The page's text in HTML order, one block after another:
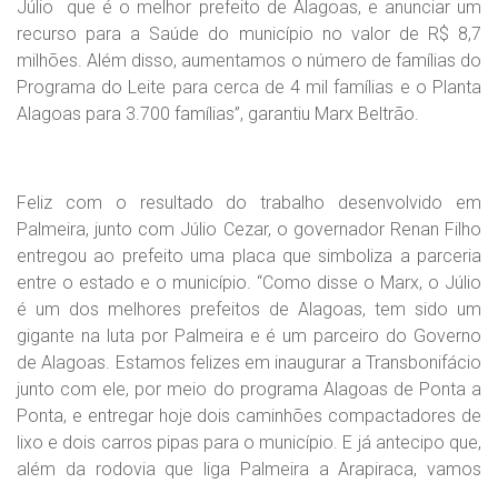
Júlio que é o melhor prefeito de Alagoas, e anunciar um
recurso para a Saúde do município no valor de R$ 8,7
milhões. Além disso, aumentamos o número de famílias do
Programa do Leite para cerca de 4 mil famílias e o Planta
Alagoas para 3.700 famílias”, garantiu Marx Beltrão.
Feliz com o resultado do trabalho desenvolvido em
Palmeira, junto com Júlio Cezar, o governador Renan Filho
entregou ao prefeito uma placa que simboliza a parceria
entre o estado e o município. “Como disse o Marx, o Júlio
é um dos melhores prefeitos de Alagoas, tem sido um
gigante na luta por Palmeira e é um parceiro do Governo
de Alagoas. Estamos felizes em inaugurar a Transbonifácio
junto com ele, por meio do programa Alagoas de Ponta a
Ponta, e entregar hoje dois caminhões compactadores de
lixo e dois carros pipas para o município. E já antecipo que,
além da rodovia que liga Palmeira a Arapiraca, vamos